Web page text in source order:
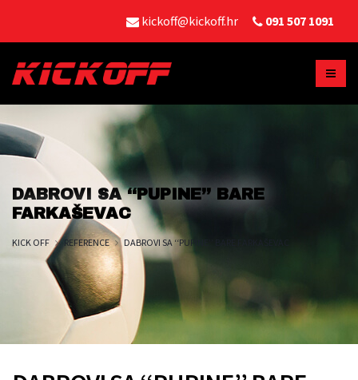
kickoff@kickoff.hr 091 507 1091
DABROVI SA ‘‘PUPINE’’ BARE
FARKAŠEVAC
KICK OFF REFERENCE DABROVI SA ‘‘PUPINE’’ BARE FARKAŠEVAC